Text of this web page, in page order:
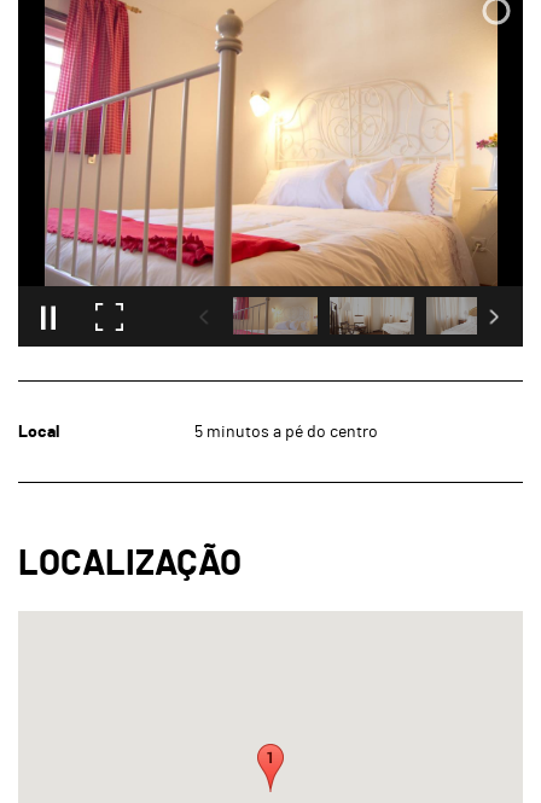
Local 5 minutos a pé do centro